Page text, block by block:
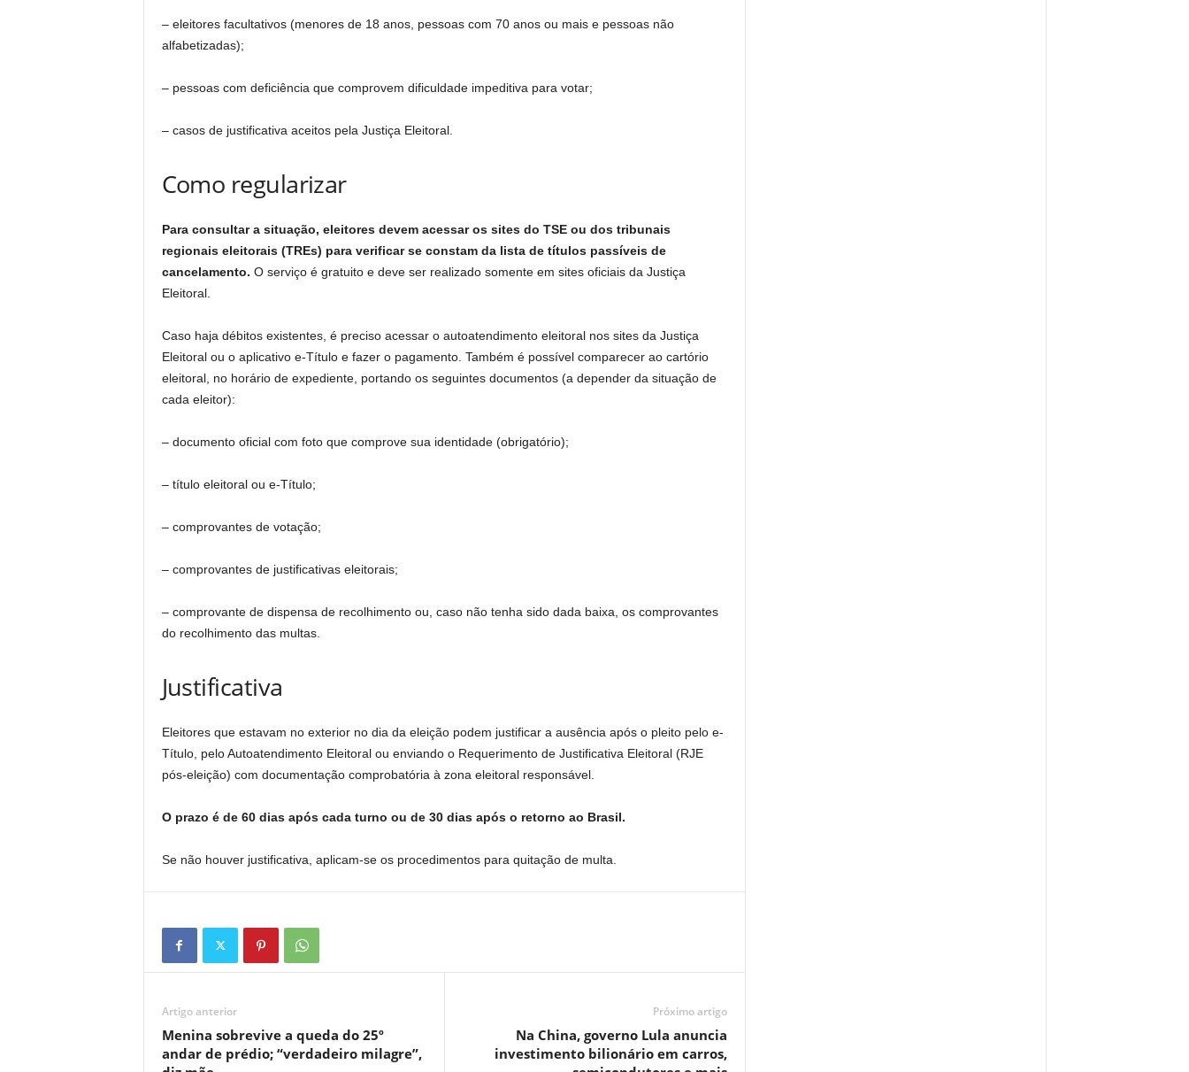
– eleitores facultativos (menores de 18 anos, pessoas com 70 anos ou mais e pessoas não
alfabetizadas);
– pessoas com deficiência que comprovem dificuldade impeditiva para votar;
– casos de justificativa aceitos pela Justiça Eleitoral.
Como regularizar
Para consultar a situação, eleitores devem acessar os sites do TSE ou dos tribunais
regionais eleitorais (TREs) para verificar se constam da lista de títulos passíveis de
cancelamento. O serviço é gratuito e deve ser realizado somente em sites oficiais da Justiça
Eleitoral.
Caso haja débitos existentes, é preciso acessar o autoatendimento eleitoral nos sites da Justiça
Eleitoral ou o aplicativo e-Título e fazer o pagamento. Também é possível comparecer ao cartório
eleitoral, no horário de expediente, portando os seguintes documentos (a depender da situação de
cada eleitor):
– documento oficial com foto que comprove sua identidade (obrigatório);
– título eleitoral ou e-Título;
– comprovantes de votação;
– comprovantes de justificativas eleitorais;
– comprovante de dispensa de recolhimento ou, caso não tenha sido dada baixa, os comprovantes
do recolhimento das multas.
Justificativa
Eleitores que estavam no exterior no dia da eleição podem justificar a ausência após o pleito pelo e-
Título, pelo Autoatendimento Eleitoral ou enviando o Requerimento de Justificativa Eleitoral (RJE
pós-eleição) com documentação comprobatória à zona eleitoral responsável.
O prazo é de 60 dias após cada turno ou de 30 dias após o retorno ao Brasil.
Se não houver justificativa, aplicam-se os procedimentos para quitação de multa.
Artigo anterior
Menina sobrevive a queda do 25º
andar de prédio; “verdadeiro milagre”,
Próximo artigo
Na China, governo Lula anuncia
investimento bilionário em carros,